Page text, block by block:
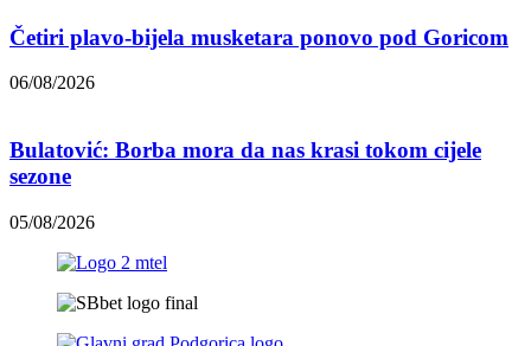
Četiri plavo-bijela musketara ponovo pod Goricom
06/08/2026
Bulatović: Borba mora da nas krasi tokom cijele
sezone
05/08/2026